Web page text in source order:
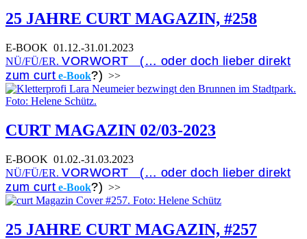
25 JAHRE CURT MAGAZIN, #258
E-BOOK 01.12.-31.01.2023
NÜ/FÜ/ER. VORWORT (… oder doch lieber direkt
zum curt e-Book?) >>
CURT MAGAZIN 02/03-2023
E-BOOK 01.02.-31.03.2023
NÜ/FÜ/ER. VORWORT (… oder doch lieber direkt
zum curt e-Book?) >>
25 JAHRE CURT MAGAZIN, #257